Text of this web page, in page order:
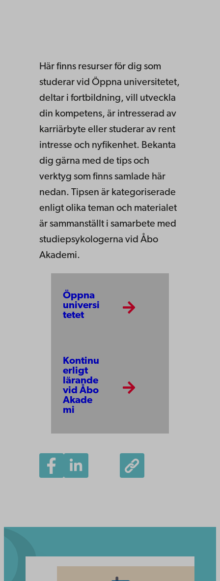
Här finns resurser för dig som
studerar vid Öppna universitetet,
deltar i fortbildning, vill utveckla
din kompetens, är intresserad av
karriärbyte eller studerar av rent
intresse och nyfikenhet. Bekanta
dig gärna med de tips och
verktyg som finns samlade här
nedan. Tipsen är kategoriserade
enligt olika teman och materialet
är sammanställt i samarbete med
studiepsykologerna vid Åbo
Akademi.
Öppna
universi
tetet
Kontinu
erligt
lärande
vid Åbo
Akade
mi